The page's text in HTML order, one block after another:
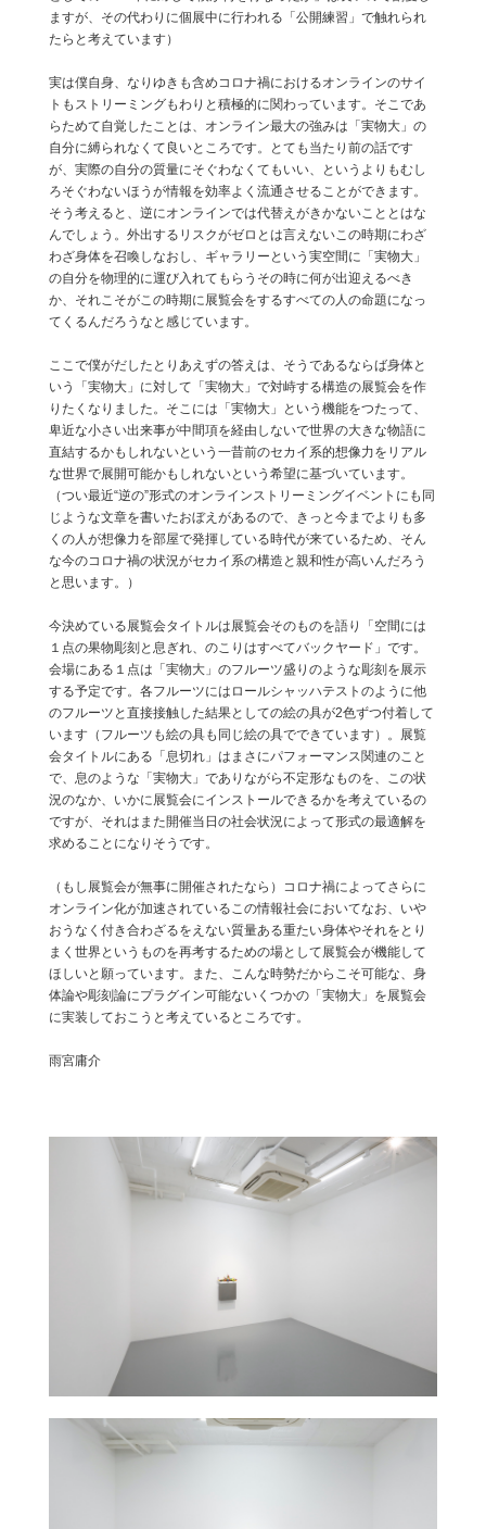
ますが、その代わりに個展中に行われる「公開練習」で触れられ
たらと考えています）
実は僕自身、なりゆきも含めコロナ禍におけるオンラインのサイ
トもストリーミングもわりと積極的に関わっています。そこであ
らためて自覚したことは、オンライン最大の強みは「実物大」の
自分に縛られなくて良いところです。とても当たり前の話です
が、実際の自分の質量にそぐわなくてもいい、というよりもむし
ろそぐわないほうが情報を効率よく流通させることができます。
そう考えると、逆にオンラインでは代替えがきかないこととはな
んでしょう。外出するリスクがゼロとは言えないこの時期にわざ
わざ身体を召喚しなおし、ギャラリーという実空間に「実物大」
の自分を物理的に運び入れてもらうその時に何が出迎えるべき
か、それこそがこの時期に展覧会をするすべての人の命題になっ
てくるんだろうなと感じています。
ここで僕がだしたとりあえずの答えは、そうであるならば身体と
いう「実物大」に対して「実物大」で対峙する構造の展覧会を作
りたくなりました。そこには「実物大」という機能をつたって、
卑近な小さい出来事が中間項を経由しないで世界の大きな物語に
直結するかもしれないという一昔前のセカイ系的想像力をリアル
な世界で展開可能かもしれないという希望に基づいています。
（つい最近“逆の”形式のオンラインストリーミングイベントにも同
じような文章を書いたおぼえがあるので、きっと今までよりも多
くの人が想像力を部屋で発揮している時代が来ているため、そん
な今のコロナ禍の状況がセカイ系の構造と親和性が高いんだろう
と思います。）
今決めている展覧会タイトルは展覧会そのものを語り「空間には
１点の果物彫刻と息ぎれ、のこりはすべてバックヤード」です。
会場にある１点は「実物大」のフルーツ盛りのような彫刻を展示
する予定です。各フルーツにはロールシャッハテストのように他
のフルーツと直接接触した結果としての絵の具が2色ずつ付着して
います（フルーツも絵の具も同じ絵の具でできています）。展覧
会タイトルにある「息切れ」はまさにパフォーマンス関連のこと
で、息のような「実物大」でありながら不定形なものを、この状
況のなか、いかに展覧会にインストールできるかを考えているの
ですが、それはまた開催当日の社会状況によって形式の最適解を
求めることになりそうです。
（もし展覧会が無事に開催されたなら）コロナ禍によってさらに
オンライン化が加速されているこの情報社会においてなお、いや
おうなく付き合わざるをえない質量ある重たい身体やそれをとり
まく世界というものを再考するための場として展覧会が機能して
ほしいと願っています。また、こんな時勢だからこそ可能な、身
体論や彫刻論にプラグイン可能ないくつかの「実物大」を展覧会
に実装しておこうと考えているところです。
雨宮庸介